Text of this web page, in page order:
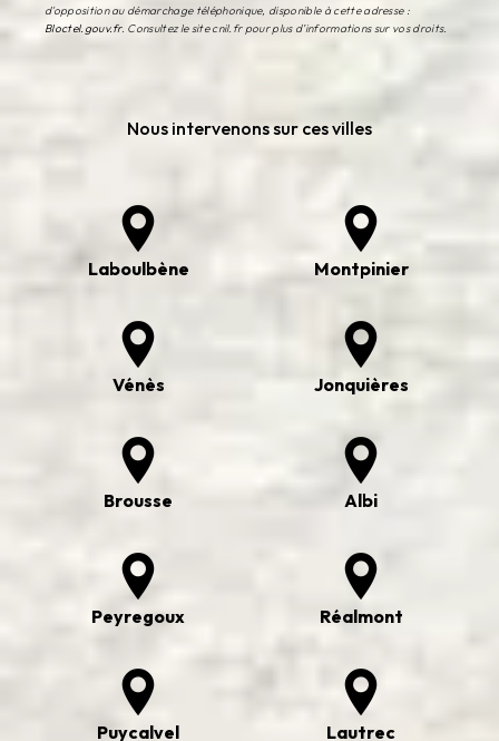
d'opposition au démarchage téléphonique, disponible à cette adresse :
Bloctel.gouv.fr. Consultez le site cnil.fr pour plus d’informations sur vos droits.
Nous intervenons sur ces villes
Laboulbène Montpinier
Vénès Jonquières
Brousse Albi
Peyregoux Réalmont
Puycalvel Lautrec